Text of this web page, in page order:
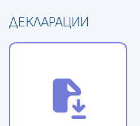
ДЕКЛАРАЦИИ
file_save